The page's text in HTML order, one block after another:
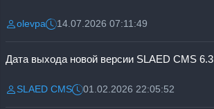
Разместил:
olevpaДата:14.07.2026 07:11:49
Дата выхода новой версии SLAED CMS 6.3
Разместил:
SLAED CMSДата:01.02.2026 22:05:52